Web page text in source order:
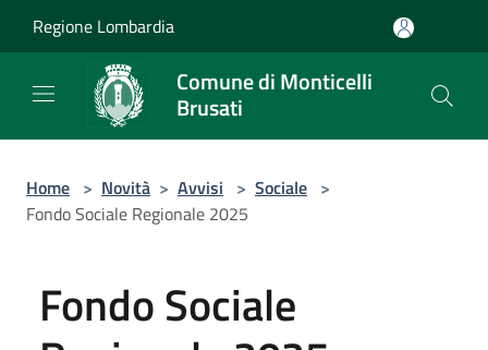
Regione Lombardia
Comune di Monticelli
Brusati
Home > Novità > Avvisi > Sociale >
Fondo Sociale Regionale 2025
Fondo Sociale